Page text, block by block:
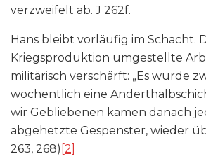
verzweifelt ab. J 262f.
Hans bleibt vorläufig im Schacht.
Kriegsproduktion umgestellte
militärisch verschärft: „Es wurde
wöchentlich eine
wir Gebliebenen kamen danach
abgehetzte Gespenster, wieder
263, 268) [2]